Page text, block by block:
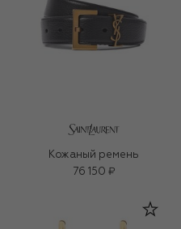
Кожаный ремень
76 150 ₽